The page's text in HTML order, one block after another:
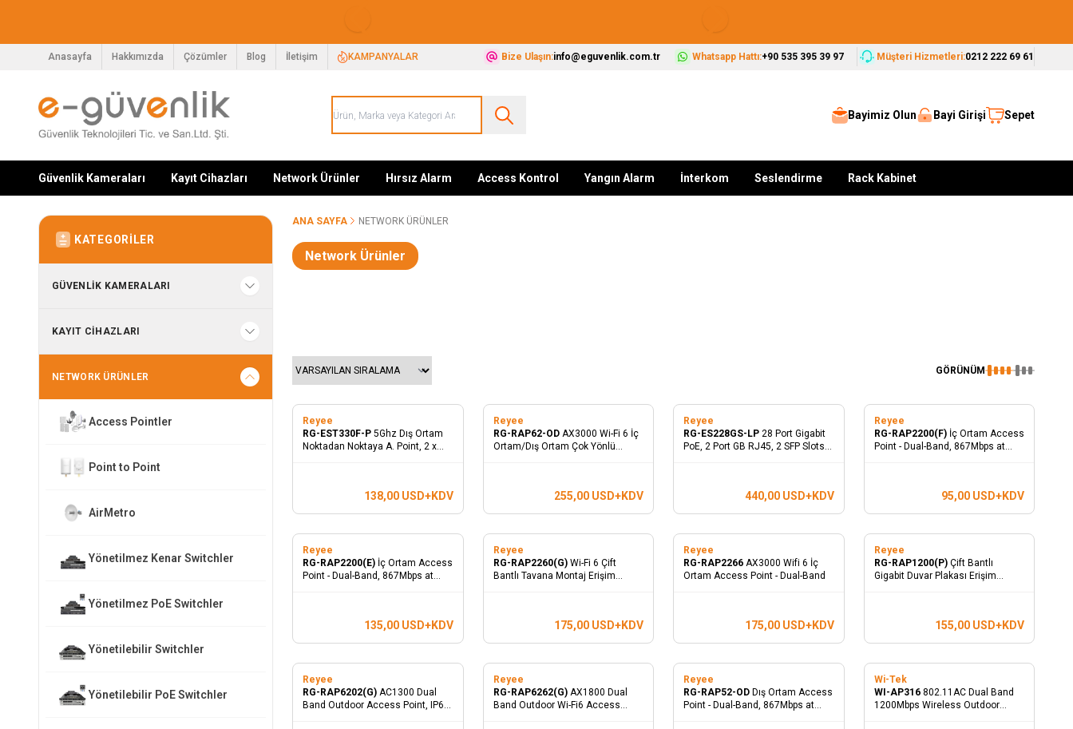
Anasayfa Hakkımızda Çözümler Blog İletişim KAMPANYALAR Bize Ulaşın:info@eguvenlik.com.tr Whatsapp Hattı:+90 535 395 39 97 Müşteri Hizmetleri:0212 222 69 61
Bayimiz Olun Bayi Girişi Sepet
Güvenlik Kameraları Kayıt Cihazları Network Ürünler Hırsız Alarm Access Kontrol Yangın Alarm İnterkom Seslendirme Rack Kabinet
KATEGORILER
GÜVENLIK KAMERALARI
KAYIT CIHAZLARI
NETWORK ÜRÜNLER
Access Pointler
Point to Point
AirMetro
Yönetilmez Kenar Switchler
Yönetilmez PoE Switchler
Yönetilebilir Switchler
Yönetilebilir PoE Switchler
ANA SAYFA NETWORK ÜRÜNLER
Network Ürünler
GÖRÜNÜM
Reyee
RG-EST330F-P 5Ghz Dış Ortam
Noktadan Noktaya A. Point, 2 x
138,00USD+KDV
Reyee
RG-RAP62-OD AX3000 Wi-Fi 6 İç
Ortam/Dış Ortam Çok Yönlü
255,00 USD+KDV
Reyee
RG-ES228GS-LP 28 Port Gigabit
PoE, 2 Port GB RJ45, 2 SFP Slots,
440,00USD+KDV
Reyee
RG-RAP2200(F) İç Ortam Access
Point - Dual-Band, 867Mbps at
95,00 USD+KDV
Reyee
RG-RAP2200(E) İç Ortam Access
Point - Dual-Band, 867Mbps at
135,00USD+KDV
Reyee
RG-RAP2260(G) Wi-Fi 6 Çift
Bantlı Tavana Montaj Erişim
175,00 USD+KDV
Reyee
RG-RAP2266 AX3000 Wifi 6 İç
Ortam Access Point - Dual-Band
175,00USD+KDV
Reyee
RG-RAP1200(P) Çift Bantlı
Gigabit Duvar Plakası Erişim
155,00 USD+KDV
Reyee
RG-RAP6202(G) AC1300 Dual
Band Outdoor Access Point, IP68
Reyee
RG-RAP6262(G) AX1800 Dual
Band Outdoor Wi-Fi6 Access
Reyee
RG-RAP52-OD Dış Ortam Access
Point - Dual-Band, 867Mbps at
Wi-Tek
WI-AP316 802.11AC Dual Band
1200Mbps Wireless Outdoor